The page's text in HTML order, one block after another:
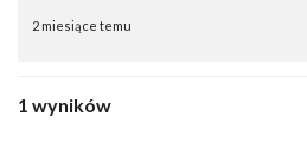
2 miesiące temu
1 wyników